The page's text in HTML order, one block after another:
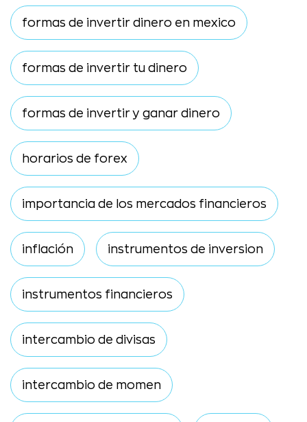
formas de invertir dinero en mexico
formas de invertir tu dinero
formas de invertir y ganar dinero
horarios de forex
importancia de los mercados financieros
inflación instrumentos de inversion
instrumentos financieros
intercambio de divisas
intercambio de momen